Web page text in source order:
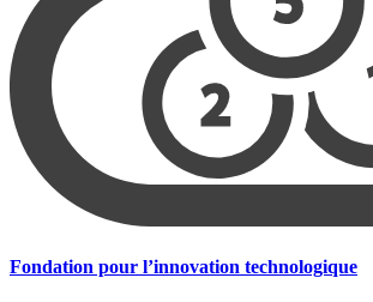
Fondation pour l’innovation technologique